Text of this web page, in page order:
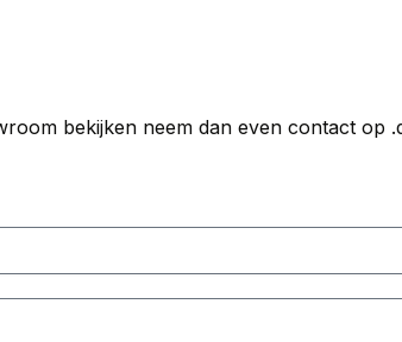
bekijken neem dan even contact op .